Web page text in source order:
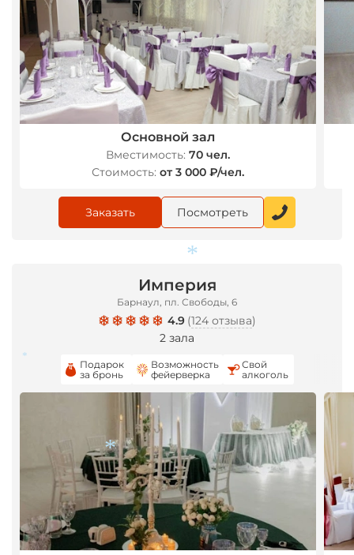
Основной зал
Вместимость: 70 чел.
Стоимость: от 3 000 ₽/чел.
Заказать Посмотреть
Империя
Барнаул, пл. Свободы, 6
4.9 (124 отзыва)
2 зала
Подарок
за бронь
Возможность
фейерверка
Свой
алкоголь
*